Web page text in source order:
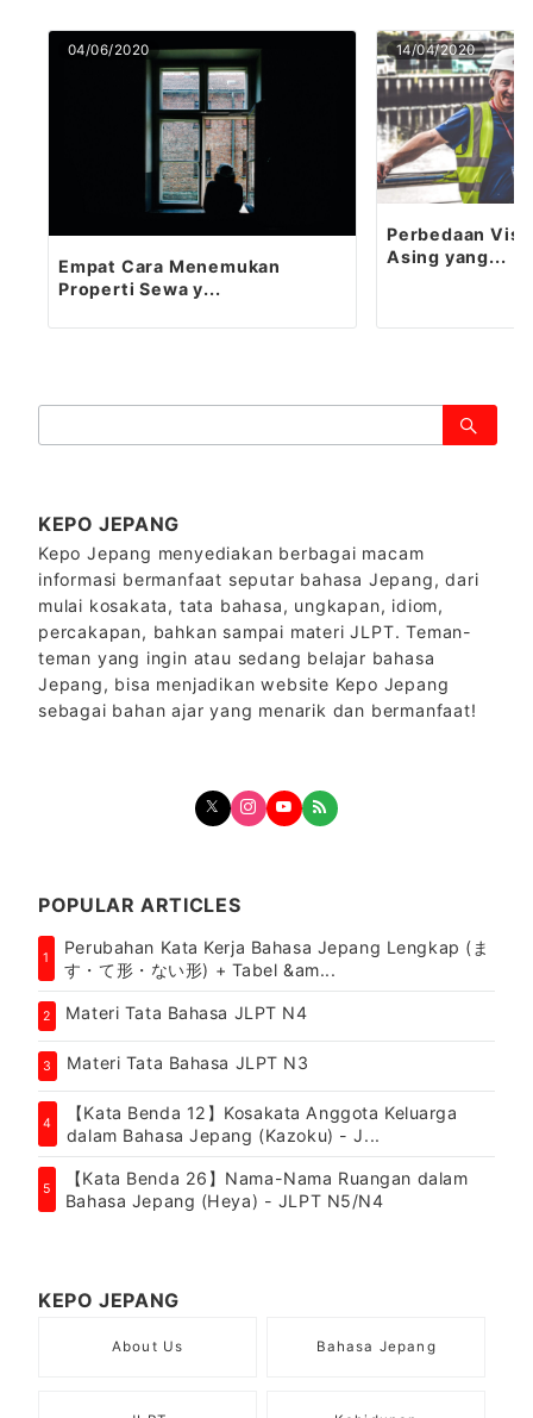
04/06/2020
Empat Cara Menemukan
Properti Sewa y...
14/04/2020
Perbedaan
Asing yang...
索：
KEPO JEPANG
Kepo Jepang menyediakan berbagai macam
informasi bermanfaat seputar bahasa Jepang, dari
mulai kosakata, tata bahasa, ungkapan, idiom,
percakapan, bahkan sampai materi JLPT. Teman-
teman yang ingin atau sedang belajar bahasa
Jepang, bisa menjadikan website Kepo Jepang
sebagai bahan ajar yang menarik dan bermanfaat!
POPULAR ARTICLES
1
Perubahan Kata Kerja Bahasa Jepang Lengkap (ま
す・て形・ない形) + Tabel &am...
2 Materi Tata Bahasa JLPT N4
3 Materi Tata Bahasa JLPT N3
4
【Kata Benda 12】Kosakata Anggota Keluarga
dalam Bahasa Jepang (Kazoku) - J...
5
【Kata Benda 26】Nama-Nama Ruangan dalam
Bahasa Jepang (Heya) - JLPT N5/N4
KEPO JEPANG
About Us Bahasa Jepang